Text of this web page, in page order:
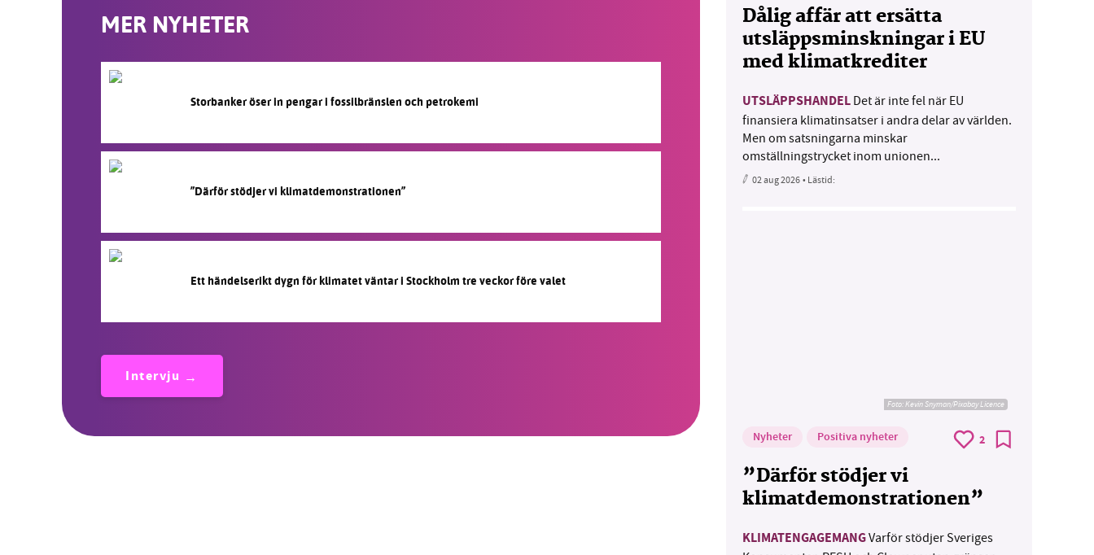
MER NYHETER
Storbanker öser in pengar i fossilbränslen och petrokemi
”Därför stödjer vi klimatdemonstrationen”
Ett händelserikt dygn för klimatet väntar i Stockholm tre veckor före valet
Intervju
Dålig affär att ersätta
utsläppsminskningar i EU
med klimatkrediter
UTSLÄPPSHANDEL Det är inte fel när EU
finansiera klimatinsatser i andra delar av världen.
Men om satsningarna minskar
omställningstrycket inom unionen...
02 aug 2026• Lästid:
Foto:Kevin Snyman/Pixabay Licence
Nyheter Positiva nyheter 2
”Därför stödjer vi
klimatdemonstrationen”
KLIMATENGAGEMANGVarför stödjer Sveriges